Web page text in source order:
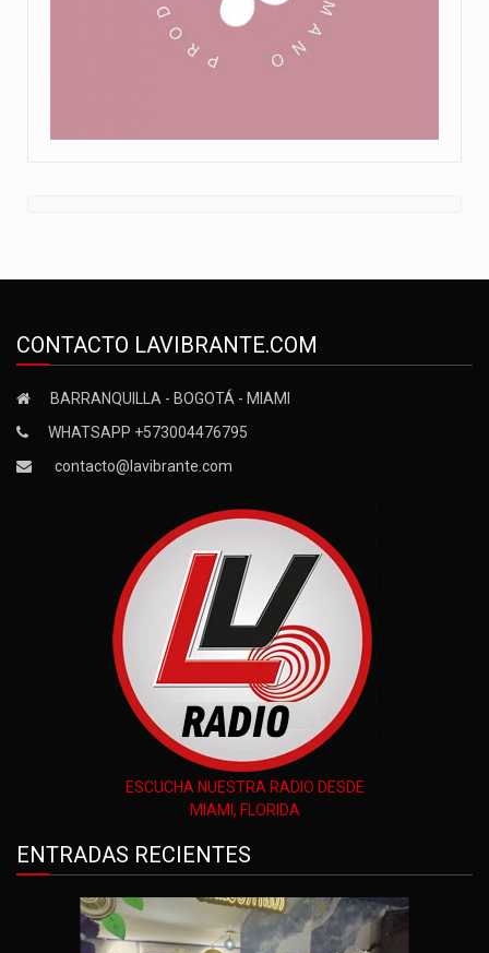
CONTACTO LAVIBRANTE.COM
BARRANQUILLA - BOGOTÁ - MIAMI
WHATSAPP +573004476795
contacto@lavibrante.com
ESCUCHA NUESTRA RADIO DESDE
MIAMI, FLORIDA
ENTRADAS RECIENTES